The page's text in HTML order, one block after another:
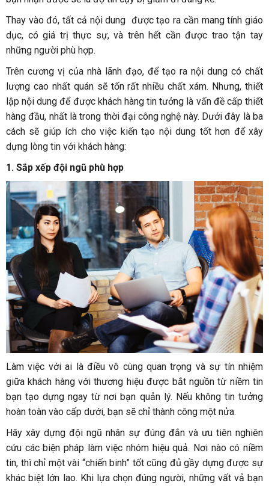
Thay vào đó, tất cả nội dung được tạo ra cần mang tính giáo
dục, có giá trị thực sự, và trên hết cần được trao tận tay
những người phù hợp.
Trên cương vị của nhà lãnh đạo, để tạo ra nội dung có chất
lượng cao nhất quán sẽ tốn rất nhiều chất xám. Nhưng, thiết
lập nội dung để được khách hàng tin tưởng là vấn đề cấp thiết
hàng đầu, nhất là trong thời đại công nghệ này. Dưới đây là ba
cách sẽ giúp ích cho việc kiến tạo nội dung tốt hơn để xây
dựng lòng tin với khách hàng:
1. Sắp xếp đội ngũ phù hợp
Làm việc với ai là điều vô cùng quan trọng và sự tín nhiệm
giữa khách hàng với thương hiệu được bắt nguồn từ niềm tin
bạn tạo dựng ngay từ nơi bạn quản lý. Nếu không tin tưởng
hoàn toàn vào cấp dưới, bạn sẽ chỉ thành công một nửa.
Hãy xây dựng đội ngũ nhân sự đúng đắn và ưu tiên nghiên
cứu các biện pháp làm việc nhóm hiệu quả. Nơi nào có niềm
tin, thì chỉ một vài “chiến binh” tốt cũng đủ gầy dựng được sự
khác biệt lớn lao. Khi lựa chọn đúng người, những vất vả bạn